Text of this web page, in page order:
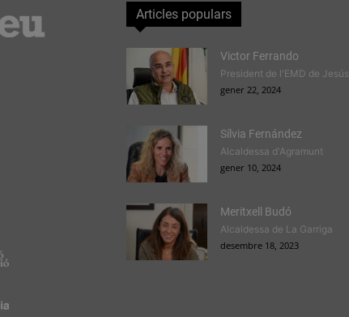
Articles populars
Victor Ferrando
President de l'EMD de Jesús
gener 22, 2024
Sílvia Fernández
Alcaldessa d'Agramunt
gener 10, 2024
Meritxell Budó
Alcaldessa de La Garriga
desembre 18, 2023